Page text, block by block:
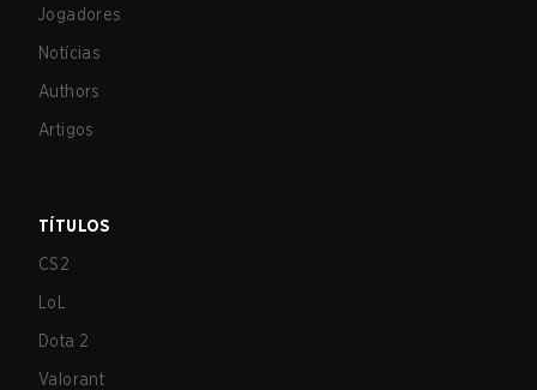
Jogadores
Notícias
Authors
Artigos
TÍTULOS
CS2
LoL
Dota 2
Valorant